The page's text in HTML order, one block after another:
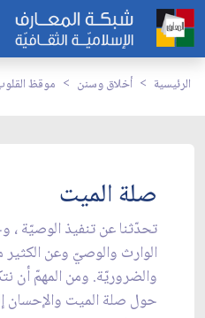
الرئيسية أخلاق وسنن موقظ
صلة الميت
تحدّثنا عن تنفيذ الوصيّة
الوارث والوصيّ وعن الكثير
والضروريّة. ومن المهمّ أن
حول صلة الميت والإحسان